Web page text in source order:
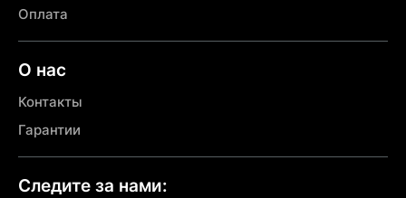
Оплата
О нас
Контакты
Гарантии
Следите за нами: